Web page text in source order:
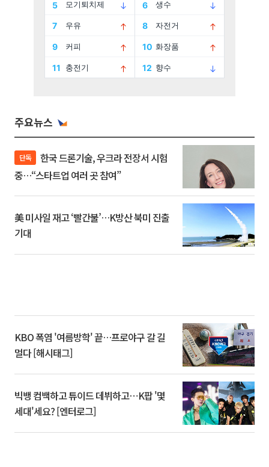
주요뉴스
단독
중…“스타트업 여러 곳 참여”
美 미사일 재고 ‘빨간불’…K방산 북미 진출
기대
KBO 폭염 '여름방학' 끝…프로야구 갈 길
멀다 [해시태그]
빅뱅 컴백하고 튜이드 데뷔하고⋯K팝 '몇
세대'세요? [엔터로그]